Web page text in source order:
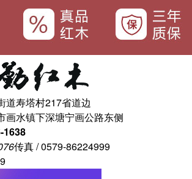
道寿塔村217省道边
画水镇下深塘宁画公路东侧
1638
传真 / 0579-86224999